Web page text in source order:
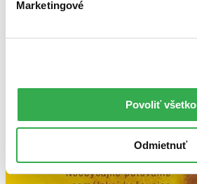
Marketingové
Povoliť všetko
Odmietnuť